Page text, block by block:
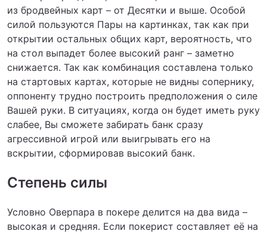
из бродвейных карт – от Десятки и выше. Особой
силой пользуются Пары на картинках, так как при
открытии остальных общих карт, вероятность, что
на стол выпадет более высокий ранг – заметно
снижается. Так как комбинация составлена только
на стартовых картах, которые не видны сопернику,
оппоненту трудно построить предположения о силе
Вашей руки. В ситуациях, когда он будет иметь руку
слабее, Вы сможете забирать банк сразу
агрессивной игрой или выигрывать его на
вскрытии, сформировав высокий банк.
Степень силы
Условно Оверпара в покере делится на два вида –
высокая и средняя. Если покерист составляет её на